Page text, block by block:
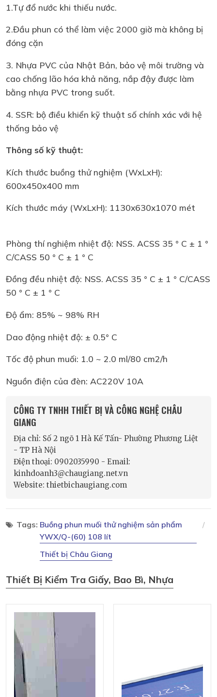
1.Tự đổ nước khi thiếu nước.
2.Đầu phun có thể làm việc 2000 giờ mà không bị
đóng cặn
3. Nhựa PVC của Nhật Bản, bảo vệ môi trường và
cao chống lão hóa khả năng, nắp đậy được làm
bằng nhựa PVC trong suốt.
4. SSR: bộ điều khiển kỹ thuật số chính xác với hệ
thống bảo vệ
Thông số kỹ thuật:
Kích thước buồng thử nghiệm (WxLxH):
600x450x400 mm
Kích thước máy (WxLxH): 1130x630x1070 mét
Phòng thí nghiệm nhiệt độ: NSS. ACSS 35 ° C ± 1 °
C/CASS 50 ° C ± 1 ° C
Đồng đều nhiệt độ: NSS. ACSS 35 ° C ± 1 ° C/CASS
50 ° C ± 1 ° C
Độ ẩm: 85% ~ 98% RH
Dao động nhiệt độ: ± 0.5° C
Tốc độ phun muối: 1.0 ~ 2.0 ml/80 cm2/h
Nguồn điện của đèn: AC220V 10A
CÔNG TY TNHH THIẾT BỊ VÀ CÔNG NGHỆ CHÂU
GIANG
Địa chỉ: Số 2 ngõ 1 Hà Kế Tấn- Phường Phương Liệt
- TP Hà Nội
Điện thoại: 0902035990 - Email:
kinhdoanh3@chaugiang.net.vn
Website: thietbichaugiang.com
Tags: Buồng phun muối thử nghiệm sản phẩm
YWX/Q-(60) 108 lít
Thiết bị Châu Giang
Thiết Bị Kiểm Tra Giấy, Bao Bì, Nhựa